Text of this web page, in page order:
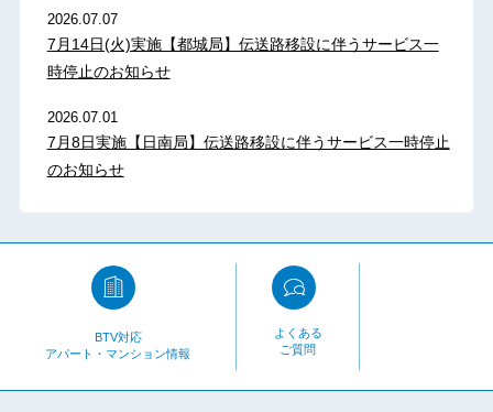
2026.07.07
7月14日(火)実施【都城局】伝送路移設に伴うサービス一
時停止のお知らせ
2026.07.01
7月8日実施【日南局】伝送路移設に伴うサービス一時停止
のお知らせ
BTV対応
アパート・マンション情報
よくある
ご質問